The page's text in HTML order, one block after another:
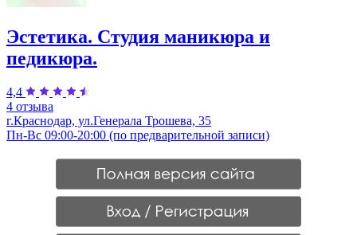
Эстетика. Студия маникюра и
педикюра.
4,4
4 отзыва
г.Краснодар, ул.Генерала Трошева, 35
Пн-Вс 09:00-20:00 (по предварительной записи)